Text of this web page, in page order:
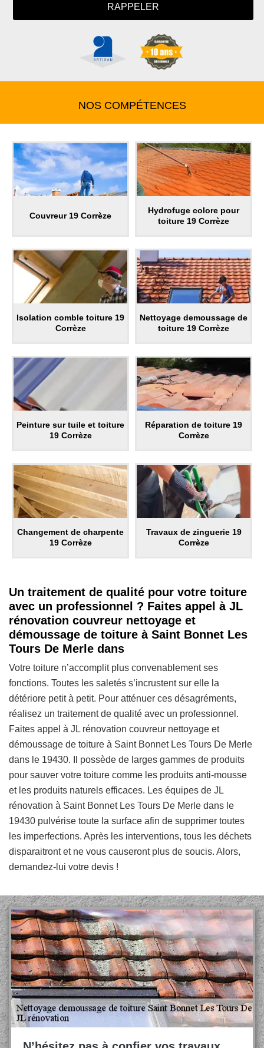
NOS COMPÉTENCES
Couvreur 19 Corrèze
Hydrofuge colore pour
toiture 19 Corrèze
Isolation comble toiture 19
Corrèze
Nettoyage demoussage de
toiture 19 Corrèze
Peinture sur tuile et toiture
19 Corrèze
Réparation de toiture 19
Corrèze
Changement de charpente
19 Corrèze
Travaux de zinguerie 19
Corrèze
Un traitement de qualité pour votre toiture
avec un professionnel ? Faites appel à JL
rénovation couvreur nettoyage et
démoussage de toiture à Saint Bonnet Les
Tours De Merle dans
Votre toiture n’accomplit plus convenablement ses
fonctions. Toutes les saletés s’incrustent sur elle la
détériore petit à petit. Pour atténuer ces désagréments,
réalisez un traitement de qualité avec un professionnel.
Faites appel à JL rénovation couvreur nettoyage et
démoussage de toiture à Saint Bonnet Les Tours De Merle
dans le 19430. Il possède de larges gammes de produits
pour sauver votre toiture comme les produits anti-mousse
et les produits naturels efficaces. Les équipes de JL
rénovation à Saint Bonnet Les Tours De Merle dans le
19430 pulvérise toute la surface afin de supprimer toutes
les imperfections. Après les interventions, tous les déchets
disparaitront et ne vous causeront plus de soucis. Alors,
demandez-lui votre devis !